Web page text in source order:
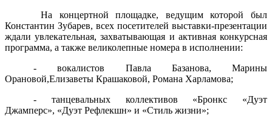
На концертной площадке, ведущим которой был
Константин Зубарев, всех посетителей выставки-презентации
ждали увлекательная, захватывающая и активная конкурсная
программа, а также великолепные номера в исполнении:
- вокалистов Павла Базанова, Марины
Орановой,Елизаветы Крашаковой, Романа Харламова;
- танцевальных коллективов «Бронкс «Дуэт
Джамперс», «Дуэт Рефлекшн» и «Стиль жизни»;